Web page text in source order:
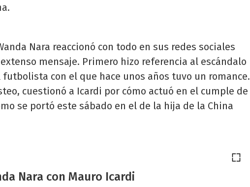
Nara reaccionó con todo en sus redes sociales
mensaje. Primero hizo referencia al escándalo
futbolista con el que hace unos años tuvo un romance.
cuestionó a Icardi por cómo actuó en el cumple de
se portó este sábado en el de la hija de la China
Nara con Mauro Icardi